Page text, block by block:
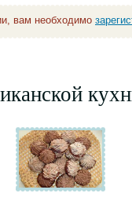
вам необходимо